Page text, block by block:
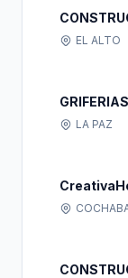
EL ALTO
LA PAZ